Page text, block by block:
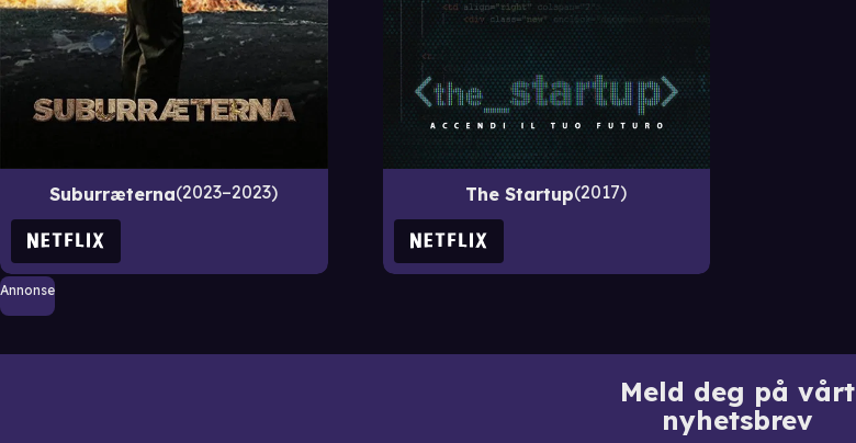
Suburræterna 2023–2023 The Startup 2017
Annonse
Meld deg på vårt
nyhetsbrev